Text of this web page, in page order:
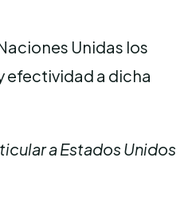
Unidas los
efectividad a dicha
a Estados Unidos